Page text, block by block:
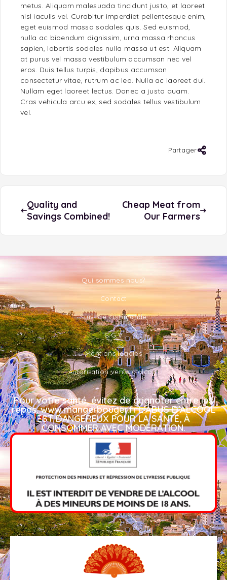
metus. Aliquam malesuada tincidunt justo, et laoreet
nisl iaculis vel. Curabitur imperdiet pellentesque enim,
eget euismod massa sodales quis. Sed euismod,
nulla ac bibendum dignissim, urna massa rhoncus
sapien, lobortis sodales nulla massa ut est. Aliquam
at purus vel massa vestibulum accumsan nec vel
eros. Duis tellus turpis, dapibus accumsan
consectetur vitae, rutrum ac leo. Nulla ac laoreet dui.
Nullam eget laoreet lectus. Donec a justo quam.
Cras vehicula arcu ex, sed sodales tellus vestibulum
vel.
Partager
Quality and
Savings Combined!
Cheap Meat from
Our Farmers
Qui sommes nous?
Contact
Suivi de commande
C.G.V
Mentions légales
Autorisation vente d'alcool
Pour votre santé, évitez de grignoter entre les
repas. www.mangerbouger.fr L'ABUS D'ALCOOL
EST DANGEREUX POUR LA SANTÉ, À
CONSOMMER AVEC MODÉRATION.​